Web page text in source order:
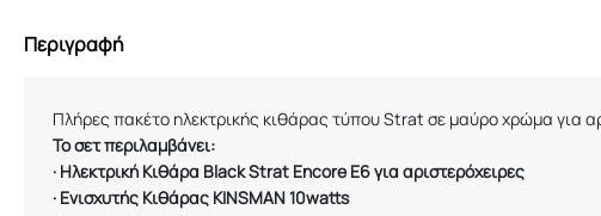
Περιγραφή
Πλήρες πακέτο ηλεκτρικής κιθάρας τύπου Strat σε μαύρο χρώμα για
Το σετ περιλαμβάνει:
· Ηλεκτρική Κιθάρα Black Strat Encore E6 για αριστερόχειρες
· Ενισχυτής Κιθάρας KINSMAN 10watts